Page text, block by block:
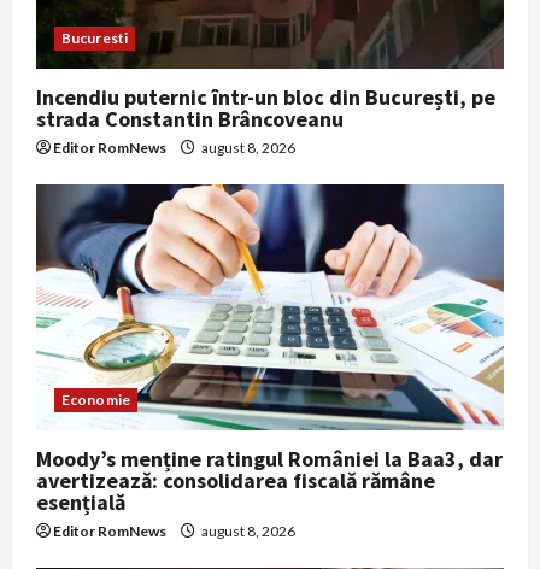
Bucuresti
Incendiu puternic într-un bloc din București, pe
strada Constantin Brâncoveanu
Editor RomNews august 8, 2026
Economie
Moody’s menține ratingul României la Baa3, dar
avertizează: consolidarea fiscală rămâne
esențială
Editor RomNews august 8, 2026